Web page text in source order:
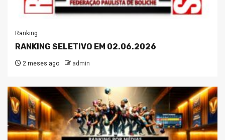
Ranking
RANKING SELETIVO EM 02.06.2026
2 meses ago admin